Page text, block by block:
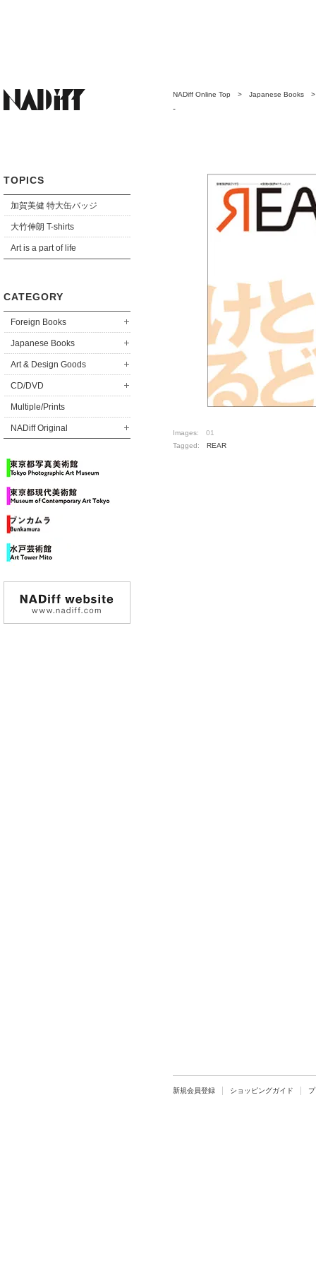
TOPICS
加賀美健 特大缶バッジ
大竹伸朗 T-shirts
Art is a part of life
CATEGORY
Foreign Books
Japanese Books
Art & Design Goods
CD/DVD
Multiple/Prints
NADiff Original
NADiff Online Top > Japanese Books
-
Images: 01
Tagged: REAR
新規会員登録 ショッピングガイド